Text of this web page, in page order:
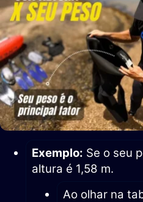
Exemplo: Se o seu
altura é 1,58 m.
Ao olhar na